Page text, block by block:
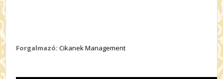
Forgalmazó: Cikanek Management